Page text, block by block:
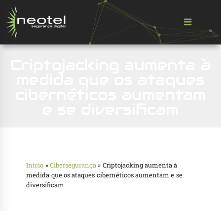
Início »Cibersegurança » Criptojacking aumenta à
medida que os ataques cibernéticos aumentam e se
diversificam